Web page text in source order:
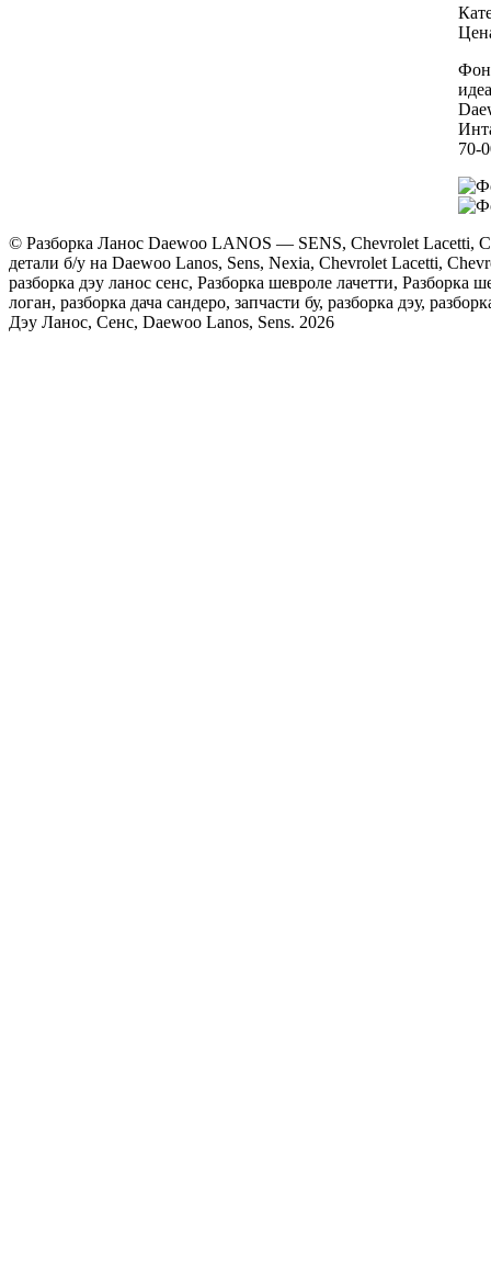
70-
© Разборка Ланос Daewoo LANOS — SENS, Chevrolet Lacetti,
детали б/у на Daewoo Lanos, Sens, Nexia, Chevrolet Lacetti,
разборка дэу ланос сенс, Разборка шевроле лачетти, Разборка
логан, разборка дача сандеро, запчасти бу, разборка дэу,
Дэу Ланос, Сенс, Daewoo Lanos, Sens. 2026